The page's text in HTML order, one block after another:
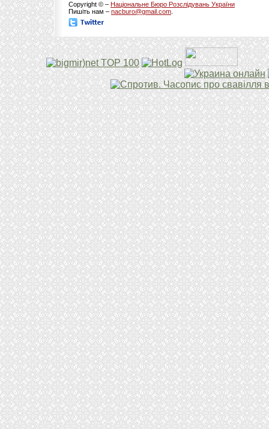
Copyright © – Національне Бюро Розслідувань України
Пишіть нам – nacburo@gmail.com